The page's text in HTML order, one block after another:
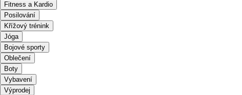
Fitness a Kardio
Posilování
Křížový trénink
Jóga
Bojové sporty
Oblečení
Boty
Vybavení
Výprodej